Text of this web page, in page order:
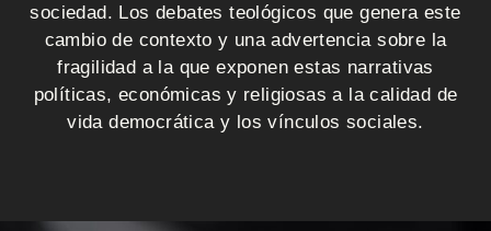
Q
u
i
sociedad. Los debates teológicos que genera este
cambio de contexto y una advertencia sobre la
fragilidad a la que exponen estas narrativas
políticas, económicas y religiosas a la calidad de
vida democrática y los vínculos sociales.